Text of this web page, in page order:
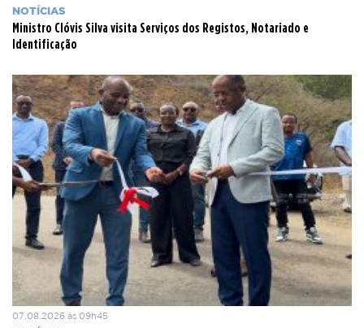
NOTÍCIAS
Ministro Clóvis Silva visita Serviços dos Registos, Notariado e
Identificação
07.08.2026 às 09h45